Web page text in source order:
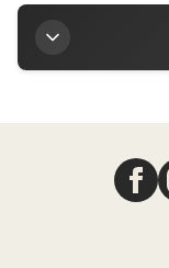
Titre
Lettre de
Visconti, 3
Nous